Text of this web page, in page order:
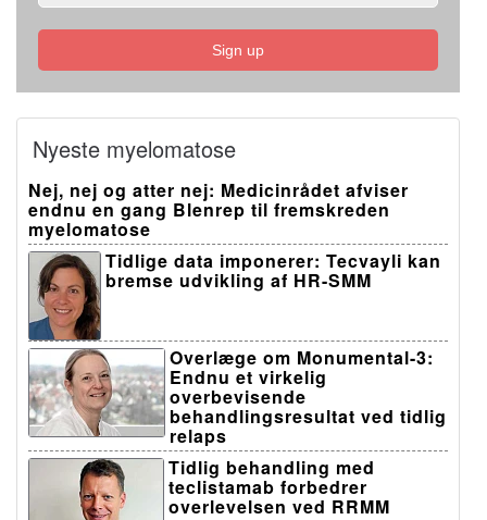
Sign up
Nyeste myelomatose
Nej, nej og atter nej: Medicinrådet afviser
endnu en gang Blenrep til fremskreden
myelomatose
Tidlige data imponerer: Tecvayli kan
bremse udvikling af HR-SMM
Overlæge om Monumental-3:
Endnu et virkelig
overbevisende
behandlingsresultat ved tidlig
relaps
Tidlig behandling med
teclistamab forbedrer
overlevelsen ved RRMM